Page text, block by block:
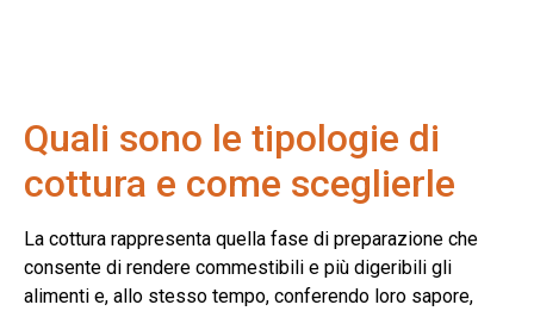
Quali sono le tipologie di
cottura e come sceglierle
La cottura rappresenta quella fase di preparazione che
consente di rendere commestibili e più digeribili gli
alimenti e, allo stesso tempo, conferendo loro sapore,